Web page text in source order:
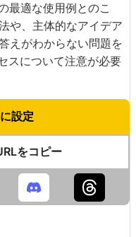
最適な使用例とのこ
や、主体的なアイデア
えがわからない問題を
スについて注意が必要
設定
をコピー